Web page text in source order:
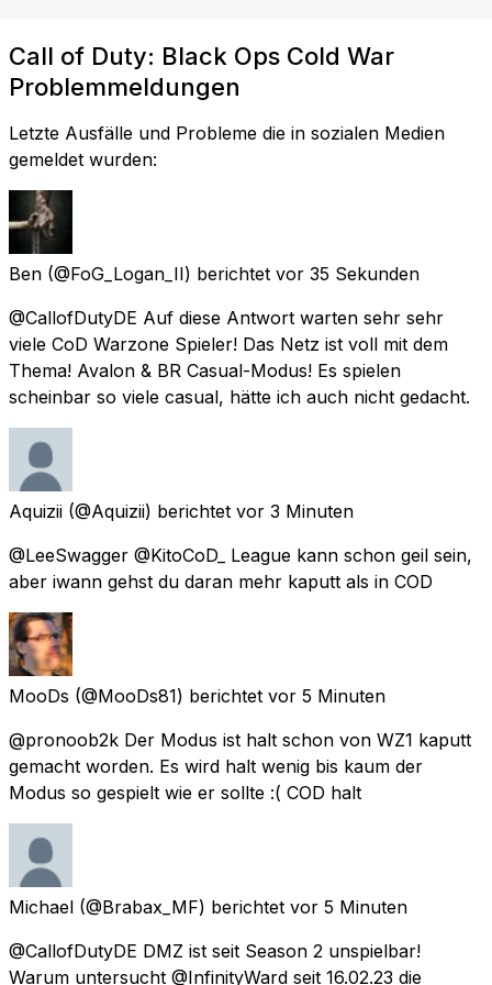
Call of Duty: Black Ops Cold War
Problemmeldungen
Letzte Ausfälle und Probleme die in sozialen Medien
gemeldet wurden:
Ben (@FoG_Logan_II) berichtet vor 35 Sekunden
@CallofDutyDE Auf diese Antwort warten sehr sehr
viele CoD Warzone Spieler! Das Netz ist voll mit dem
Thema! Avalon & BR Casual-Modus! Es spielen
scheinbar so viele casual, hätte ich auch nicht gedacht.
Aquizii (@Aquizii) berichtet vor 3 Minuten
@LeeSwagger @KitoCoD_ League kann schon geil sein,
aber iwann gehst du daran mehr kaputt als in COD
MooDs (@MooDs81) berichtet vor 5 Minuten
@pronoob2k Der Modus ist halt schon von WZ1 kaputt
gemacht worden. Es wird halt wenig bis kaum der
Modus so gespielt wie er sollte :( COD halt
Michael (@Brabax_MF) berichtet vor 5 Minuten
@CallofDutyDE DMZ ist seit Season 2 unspielbar!
Warum untersucht @InfinityWard seit 16.02.23 die